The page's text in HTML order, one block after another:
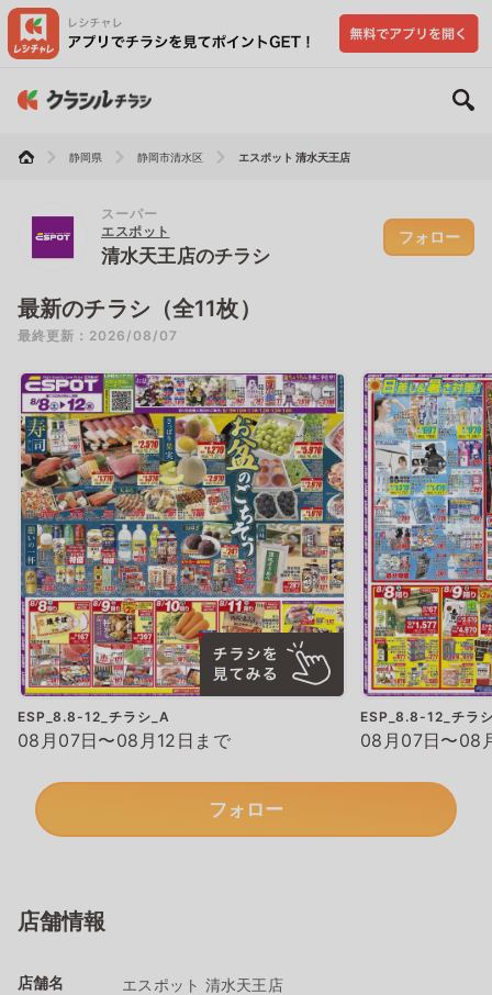
静岡県 静岡市清水区 エスポット 清水天王店
スーパー
エスポット
清水天王店のチラシ
フォロー
最新のチラシ（全11枚）
最終更新：2026/08/07
ESP_8.8-12_チラシ_A
08月07日〜08月12日まで
ESP_8.8-12_チラ
08月07日〜08
フォロー
店舗情報
店舗名 エスポット 清水天王店